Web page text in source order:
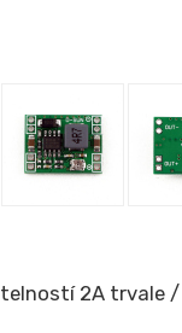
2A trvale